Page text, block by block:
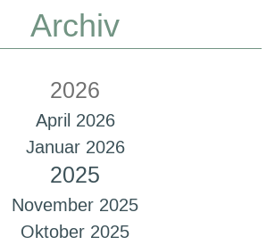
Archiv
2026
April 2026
Januar 2026
2025
November 2025
Oktober 2025